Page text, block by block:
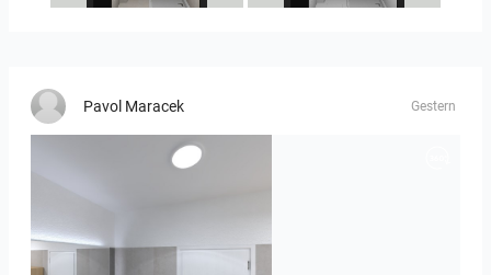
Pavol Maracek Gestern